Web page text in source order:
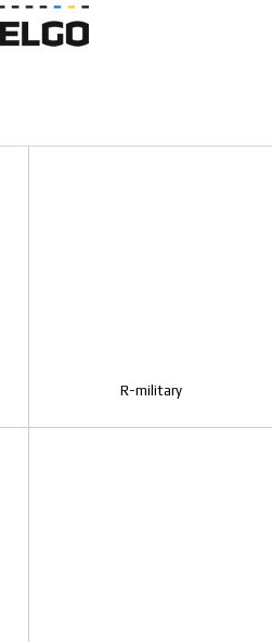
R-military